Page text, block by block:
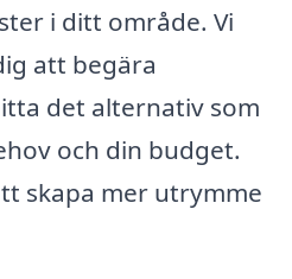
i ditt område. Vi
att begära
det alternativ som
och din budget.
skapa mer utrymme